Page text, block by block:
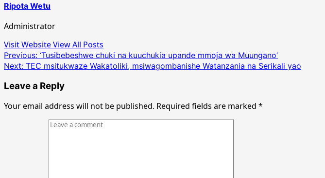
Ripota Wetu
Administrator
Visit WebsiteView All Posts
Post
navigation
Previous: ‘Tusibebeshwe chuki na kuuchukia upande mmoja wa Muungano’
Next: TEC msitukwaze Wakatoliki, msiwagombanishe Watanzania na Serikali yao
Leave a Reply
Your email address will not be published. Required fields are marked *